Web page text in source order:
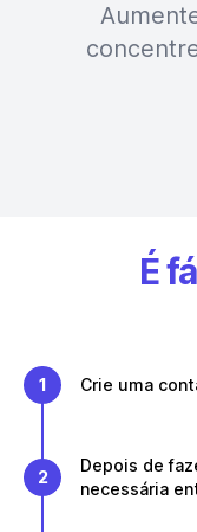
É
1 Crie uma
2
Depois de
necessária